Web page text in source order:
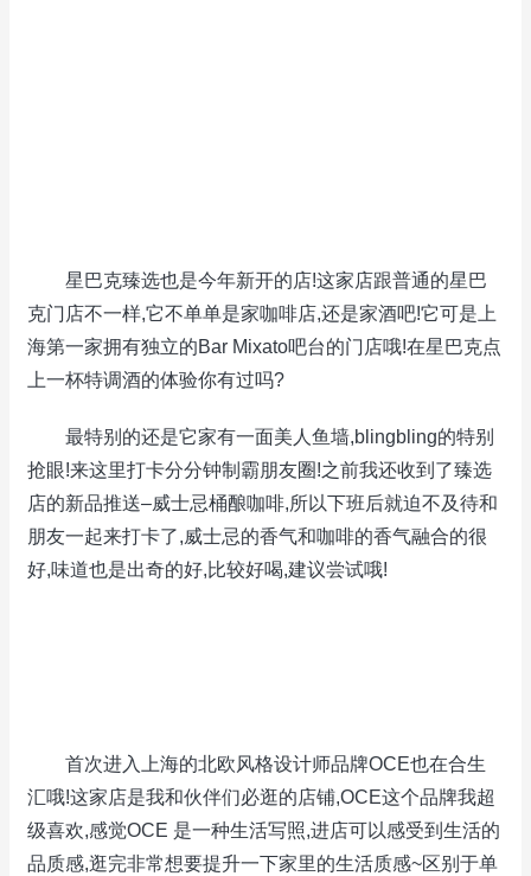
星巴克臻选也是今年新开的店!这家店跟普通的星巴
克门店不一样,它不单单是家咖啡店,还是家酒吧!它可是上
海第一家拥有独立的Bar Mixato吧台的门店哦!在星巴克点
上一杯特调酒的体验你有过吗?
最特别的还是它家有一面美人鱼墙,blingbling的特别
抢眼!来这里打卡分分钟制霸朋友圈!之前我还收到了臻选
店的新品推送–威士忌桶酿咖啡,所以下班后就迫不及待和
朋友一起来打卡了,威士忌的香气和咖啡的香气融合的很
好,味道也是出奇的好,比较好喝,建议尝试哦!
首次进入上海的北欧风格设计师品牌OCE也在合生
汇哦!这家店是我和伙伴们必逛的店铺,OCE这个品牌我超
级喜欢,感觉OCE 是一种生活写照,进店可以感受到生活的
品质感,逛完非常想要提升一下家里的生活质感~区别于单